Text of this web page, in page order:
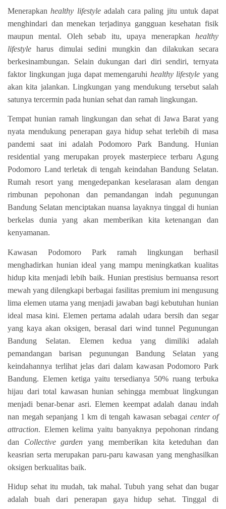
Menerapkanhealthy lifestyleadalah cara paling jitu untuk dapat
menghindari dan menekan terjadinya gangguan kesehatan fisik
maupun mental. Oleh sebab itu, upaya menerapkan healthy
lifestyle harus dimulai sedini mungkin dan dilakukan secara
berkesinambungan. Selain dukungan dari diri sendiri, ternyata
faktor lingkungan juga dapat memengaruhi healthy lifestyle yang
akan kita jalankan. Lingkungan yang mendukung tersebut salah
satunya tercermin pada hunian sehat dan ramah lingkungan.
Tempat hunian ramah lingkungan dan sehat di Jawa Barat yang
nyata mendukung penerapan gaya hidup sehat terlebih di masa
pandemi saat ini adalah Podomoro Park Bandung. Hunian
residential yang merupakan proyek masterpiece terbaru Agung
Podomoro Land terletak di tengah keindahan Bandung Selatan.
Rumah resort yang mengedepankan keselarasan alam dengan
rimbunan pepohonan dan pemandangan indah pegunungan
Bandung Selatan menciptakan nuansa layaknya tinggal di hunian
berkelas dunia yang akan memberikan kita ketenangan dan
kenyamanan.
Kawasan Podomoro Park ramah lingkungan berhasil
menghadirkan hunian ideal yang mampu meningkatkan kualitas
hidup kita menjadi lebih baik. Hunian prestisius bernuansa resort
mewah yang dilengkapi berbagai fasilitas premium ini mengusung
lima elemen utama yang menjadi jawaban bagi kebutuhan hunian
ideal masa kini. Elemen pertama adalah udara bersih dan segar
yang kaya akan oksigen, berasal dari wind tunnel Pegunungan
Bandung Selatan. Elemen kedua yang dimiliki adalah
pemandangan barisan pegunungan Bandung Selatan yang
keindahannya terlihat jelas dari dalam kawasan Podomoro Park
Bandung. Elemen ketiga yaitu tersedianya 50% ruang terbuka
hijau dari total kawasan hunian sehingga membuat lingkungan
menjadi benar-benar asri. Elemen keempat adalah danau indah
nan megah sepanjang 1 km di tengah kawasan sebagai center of
attraction. Elemen kelima yaitu banyaknya pepohonan rindang
dan Collective garden yang memberikan kita keteduhan dan
keasrian serta merupakan paru-paru kawasan yang menghasilkan
oksigen berkualitas baik.
Hidup sehat itu mudah, tak mahal. Tubuh yang sehat dan bugar
adalah buah dari penerapan gaya hidup sehat. Tinggal di